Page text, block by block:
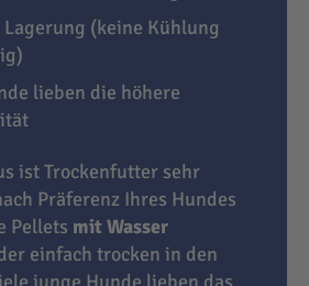
Lagerung (keine Kühlung
lieben die höhere
ist Trockenfutter sehr
Präferenz Ihres Hundes
Pellets mit Wasser
einfach trocken in den